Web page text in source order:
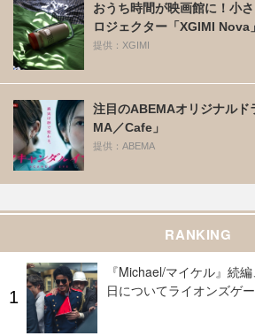
おうち時間が映画館に！小
ロジェクター「XGIMI Nova」
提供：XGIMI
注目のABEMAオリジナルド
MA／Cafe」
提供：ABEMA
RANKING
『Michael/マイケル』続
日についてライオンズゲ